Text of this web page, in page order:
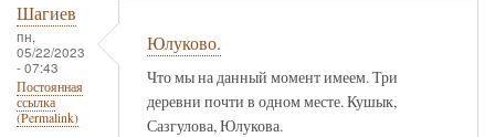
Шагиев
пн,
05/22/2023
- 07:43
Постоянная
ссылка
(Permalink)
Юлуково.
Что мы на данный момент имеем. Три
деревни почти в одном месте. Кушык,
Сазгулова, Юлукова.